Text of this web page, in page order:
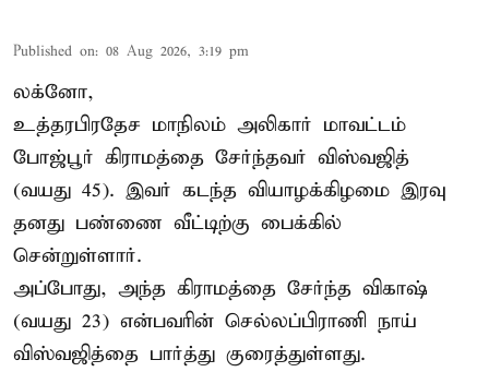
Published on: 08 Aug 2026, 3:19 pm
லக்னோ,
உத்தரபிரதேச மாநிலம் அலிகார் மாவட்டம்
போஜ்பூர் கிராமத்தை சேர்ந்தவர் விஸ்வஜித்
(வயது 45). இவர் கடந்த வியாழக்கிழமை இரவு
தனது பண்ணை வீட்டிற்கு பைக்கில்
சென்றுள்ளார்.
அப்போது, அந்த கிராமத்தை சேர்ந்த விகாஷ்
(வயது 23) என்பவரின் செல்லப்பிராணி நாய்
விஸ்வஜித்தை பார்த்து குரைத்துள்ளது.